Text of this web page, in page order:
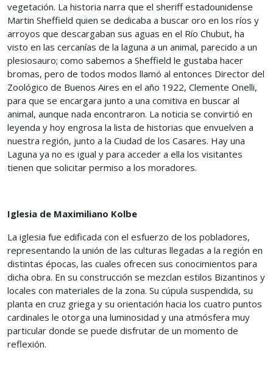
vegetación. La historia narra que el sheriff estadounidense
Martin Sheffield quien se dedicaba a buscar oro en los ríos y
arroyos que descargaban sus aguas en el Río Chubut, ha
visto en las cercanías de la laguna a un animal, parecido a un
plesiosauro; como sabemos a Sheffield le gustaba hacer
bromas, pero de todos modos llamó al entonces Director del
Zoológico de Buenos Aires en el año 1922, Clemente Onelli,
para que se encargara junto a una comitiva en buscar al
animal, aunque nada encontraron. La noticia se convirtió en
leyenda y hoy engrosa la lista de historias que envuelven a
nuestra región, junto a la Ciudad de los Casares. Hay una
Laguna ya no es igual y para acceder a ella los visitantes
tienen que solicitar permiso a los moradores.
Iglesia de Maximiliano Kolbe
La iglesia fue edificada con el esfuerzo de los pobladores,
representando la unión de las culturas llegadas a la región en
distintas épocas, las cuales ofrecen sus conocimientos para
dicha obra. En su construcción se mezclan estilos Bizantinos y
locales con materiales de la zona. Su cúpula suspendida, su
planta en cruz griega y su orientación hacia los cuatro puntos
cardinales le otorga una luminosidad y una atmósfera muy
particular donde se puede disfrutar de un momento de
reflexión.